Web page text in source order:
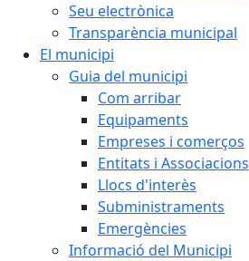
Seu electrònica
Transparència municipal
El municipi
Guia del municipi
Com arribar
Equipaments
Empreses i comerços
Entitats i Associacions
Llocs d'interès
Subministraments
Emergències
Informació del Municipi